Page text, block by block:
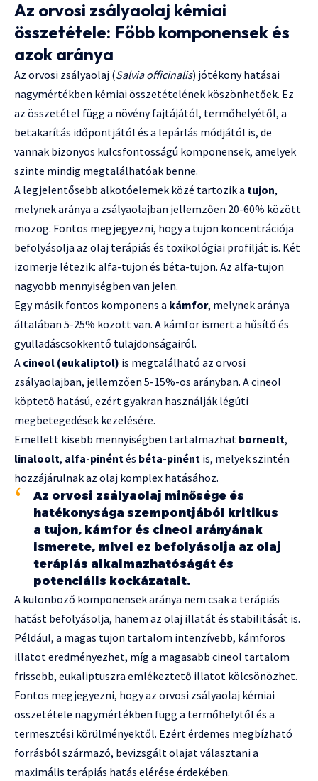
Az orvosi zsályaolaj kémiai
összetétele: Főbb komponensek és
azok aránya
Az orvosi zsályaolaj (Salvia officinalis) jótékony hatásai
nagymértékben kémiai összetételének köszönhetőek. Ez
az összetétel függ a növény fajtájától, termőhelyétől, a
betakarítás időpontjától és a lepárlás módjától is, de
vannak bizonyos kulcsfontosságú komponensek, amelyek
szinte mindig megtalálhatóak benne.
A legjelentősebb alkotóelemek közé tartozik a tujon,
melynek aránya a zsályaolajban jellemzően 20-60% között
mozog. Fontos megjegyezni, hogy a tujon koncentrációja
befolyásolja az olaj terápiás és toxikológiai profilját is. Két
izomerje létezik: alfa-tujon és béta-tujon. Az alfa-tujon
nagyobb mennyiségben van jelen.
Egy másik fontos komponens a kámfor, melynek aránya
általában 5-25% között van. A kámfor ismert a hűsítő és
gyulladáscsökkentő tulajdonságairól.
A cineol (eukaliptol) is megtalálható az orvosi
zsályaolajban, jellemzően 5-15%-os arányban. A cineol
köptető hatású, ezért gyakran használják légúti
megbetegedések kezelésére.
Emellett kisebb mennyiségben tartalmazhat borneolt,
linaloolt, alfa-pinéntés béta-pinént is, melyek szintén
hozzájárulnak az olaj komplex hatásához.
Az orvosi zsályaolaj minősége és
hatékonysága szempontjából kritikus
a tujon, kámfor és cineol arányának
ismerete, mivel ez befolyásolja az olaj
terápiás alkalmazhatóságát és
potenciális kockázatait.
A különböző komponensek aránya nem csak a terápiás
hatást befolyásolja, hanem az olaj illatát és stabilitását is.
Például, a magas tujon tartalom intenzívebb, kámforos
illatot eredményezhet, míg a magasabb cineol tartalom
frissebb, eukaliptuszra emlékeztető illatot kölcsönözhet.
Fontos megjegyezni, hogy az orvosi zsályaolaj kémiai
összetétele nagymértékben függ a termőhelytől és a
termesztési körülményektől. Ezért érdemes megbízható
forrásból származó, bevizsgált olajat választani a
maximális terápiás hatás elérése érdekében.